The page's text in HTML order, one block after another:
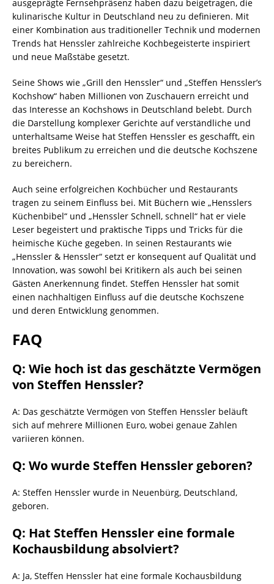
ausgeprägte Fernsehpräsenz haben dazu beigetragen, die
kulinarische Kultur in Deutschland neu zu definieren. Mit
einer Kombination aus traditioneller Technik und modernen
Trends hat Henssler zahlreiche Kochbegeisterte inspiriert
und neue Maßstäbe gesetzt.
Seine Shows wie „Grill den Henssler“ und „Steffen Henssler’s
Kochshow“ haben Millionen von Zuschauern erreicht und
das Interesse an Kochshows in Deutschland belebt. Durch
die Darstellung komplexer Gerichte auf verständliche und
unterhaltsame Weise hat Steffen Henssler es geschafft, ein
breites Publikum zu erreichen und die deutsche Kochszene
zu bereichern.
Auch seine erfolgreichen Kochbücher und Restaurants
tragen zu seinem Einfluss bei. Mit Büchern wie „Hensslers
Küchenbibel“ und „Henssler Schnell, schnell“ hat er viele
Leser begeistert und praktische Tipps und Tricks für die
heimische Küche gegeben. In seinen Restaurants wie
„Henssler & Henssler“ setzt er konsequent auf Qualität und
Innovation, was sowohl bei Kritikern als auch bei seinen
Gästen Anerkennung findet. Steffen Henssler hat somit
einen nachhaltigen Einfluss auf die deutsche Kochszene
und deren Entwicklung genommen.
FAQ
Q: Wie hoch ist das geschätzte Vermögen
von Steffen Henssler?
A: Das geschätzte Vermögen von Steffen Henssler beläuft
sich auf mehrere Millionen Euro, wobei genaue Zahlen
variieren können.
Q: Wo wurde Steffen Henssler geboren?
A: Steffen Henssler wurde in Neuenbürg, Deutschland,
geboren.
Q: Hat Steffen Henssler eine formale
Kochausbildung absolviert?
A: Ja, Steffen Henssler hat eine formale Kochausbildung